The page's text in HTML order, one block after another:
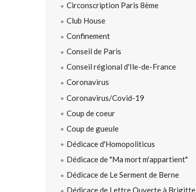
Circonscription Paris 8ème
Club House
Confinement
Conseil de Paris
Conseil régional d'Ile-de-France
Coronavirus
Coronavirus/Covid-19
Coup de coeur
Coup de gueule
Dédicace d'Homopoliticus
Dédicace de "Ma mort m'appartient"
Dédicace de Le Serment de Berne
Dédicace de Lettre Ouverte à Brigitte